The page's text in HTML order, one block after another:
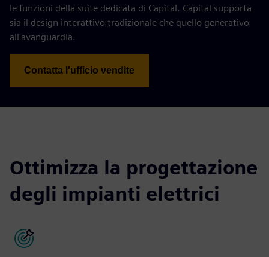
le funzioni della suite dedicata di Capital. Capital supporta
sia il design interattivo tradizionale che quello generativo
all'avanguardia.
Contatta l'ufficio vendite
Ottimizza la progettazione
degli impianti elettrici